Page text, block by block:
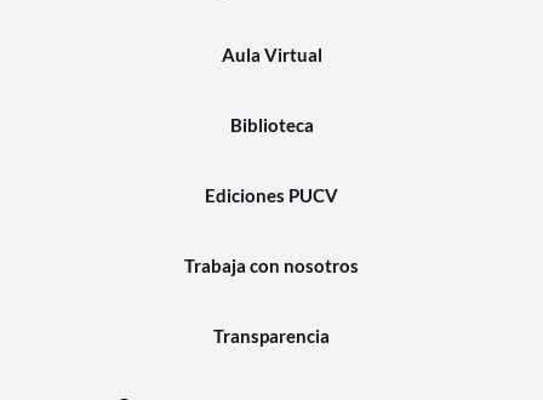
Aula Virtual
Biblioteca
Ediciones PUCV
Trabaja con nosotros
Transparencia